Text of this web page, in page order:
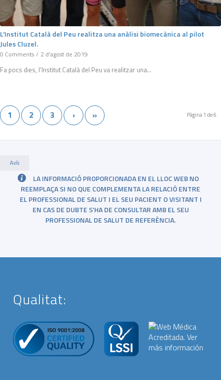
L’Institut Català del Peu realitza una anàlisi biomecànica al pilot
Jules Cluzel.
0 Comments / 2 d'agost de 2019
Fa pocs dies, l’Institut Català del Peu va realitzar una…
Pàgina 1 de 6
1 2 3 › »
Avís
LA INFORMACIÓ PROPORCIONADA EN EL LLOC WEB NO
REEMPLAÇA SI NO QUE COMPLEMENTA LA RELACIÓ ENTRE
EL PROFESSIONAL DE SALUT I EL SEU PACIENT O VISITANT I
EN CAS DE DUBTE S’HA DE CONSULTAR AMB EL SEU
PROFESSIONAL DE SALUT DE REFERÈNCIA.
Qualitat: